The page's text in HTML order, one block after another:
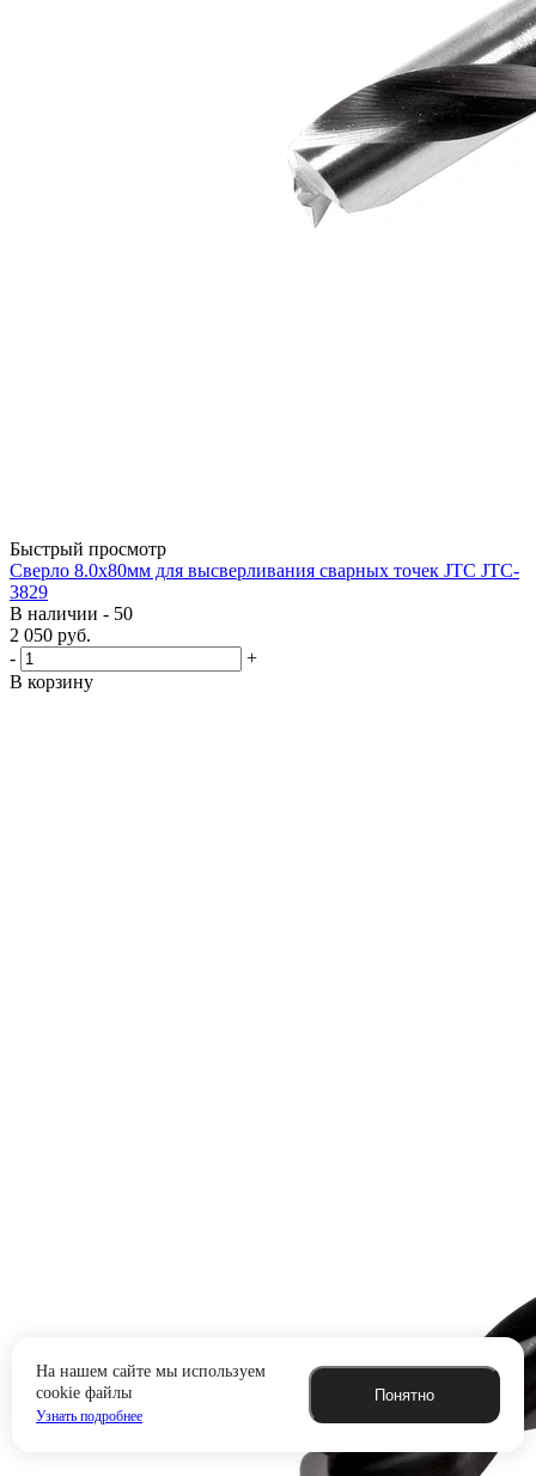
На нашем сайте мы используем
cookie файлы
Узнать подробнее
Понятно
Быстрый просмотр
Сверло 8.0х80мм для высверливания сварных точек JTC JTC-
3829
В наличии - 50
2 050 руб.
-
+
В корзину